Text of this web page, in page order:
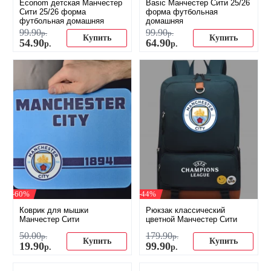
Econom детская Манчестер
Сити 25/26 форма
футбольная домашняя
99.90р.
54.90р.
Купить
Basic Манчестер Сити 25/26
форма футбольная
домашняя
99.90р.
64.90р.
Купить
-60%
Коврик для мышки
Манчестер Сити
50.00р.
19.90р.
Купить
-44%
Рюкзак классический
цветной Манчестер Сити
179.90р.
99.90р.
Купить